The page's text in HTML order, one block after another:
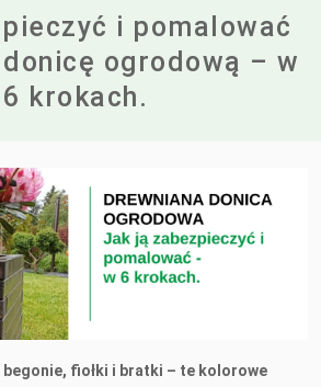
i pomalować
ogrodową – w
6 krokach.
begonie, fiołki i bratki – te kolorowe